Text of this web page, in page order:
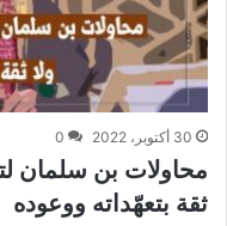
30 أكتوبر، 2022 0
محاولات بن سلمان
ثقة بتعهّداته ووعوده